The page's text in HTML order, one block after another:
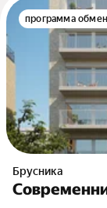
программа
Брусника